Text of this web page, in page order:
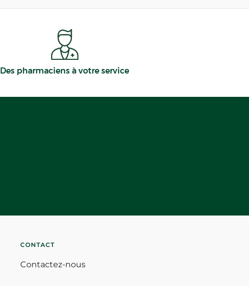
Des pharmaciens à votre service
CONTACT
Contactez-nous